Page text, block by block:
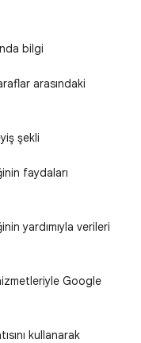
bilgi
arasındaki
şekli
faydaları
yardımıyla verileri
Google
kullanarak